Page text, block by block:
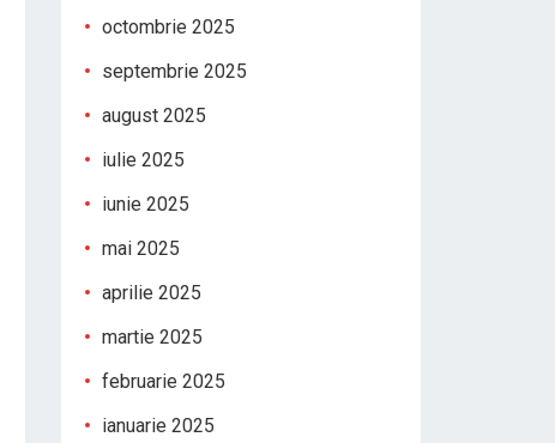
octombrie 2025
septembrie 2025
august 2025
iulie 2025
iunie 2025
mai 2025
aprilie 2025
martie 2025
februarie 2025
ianuarie 2025